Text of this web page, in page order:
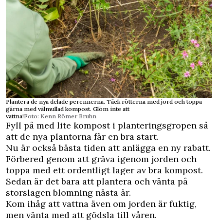
Plantera de nya delade perennerna. Täck rötterna med jord och toppa
gärna med välmullad kompost. Glöm inte att
vattna!Foto: Kenn Römer Bruhn
Fyll på med lite kompost i planteringsgropen så
att de nya plantorna får en bra start.
Nu är också bästa tiden att anlägga en ny rabatt.
Förbered genom att gräva igenom jorden och
toppa med ett ordentligt lager av bra kompost.
Sedan är det bara att plantera och vänta på
storslagen blomning nästa år.
Kom ihåg att vattna även om jorden är fuktig,
men vänta med att gödsla till våren.